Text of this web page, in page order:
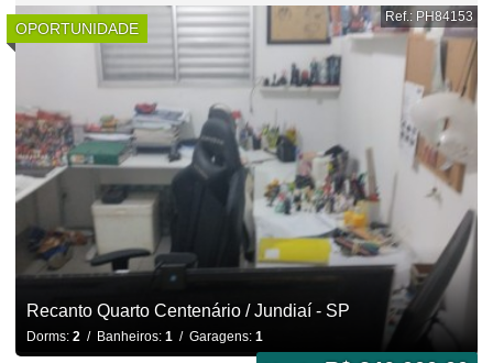
OPORTUNIDADE
Ref.: PH84153
Recanto Quarto Centenário / Jundiaí - SP
Dorms: 2/ Banheiros: 1/ Garagens: 1